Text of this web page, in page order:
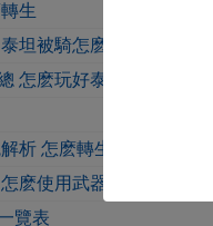
生
坦被騎怎麽辦
怎麽玩好泰坦
析 怎麽轉生
麽使用武器
覽表